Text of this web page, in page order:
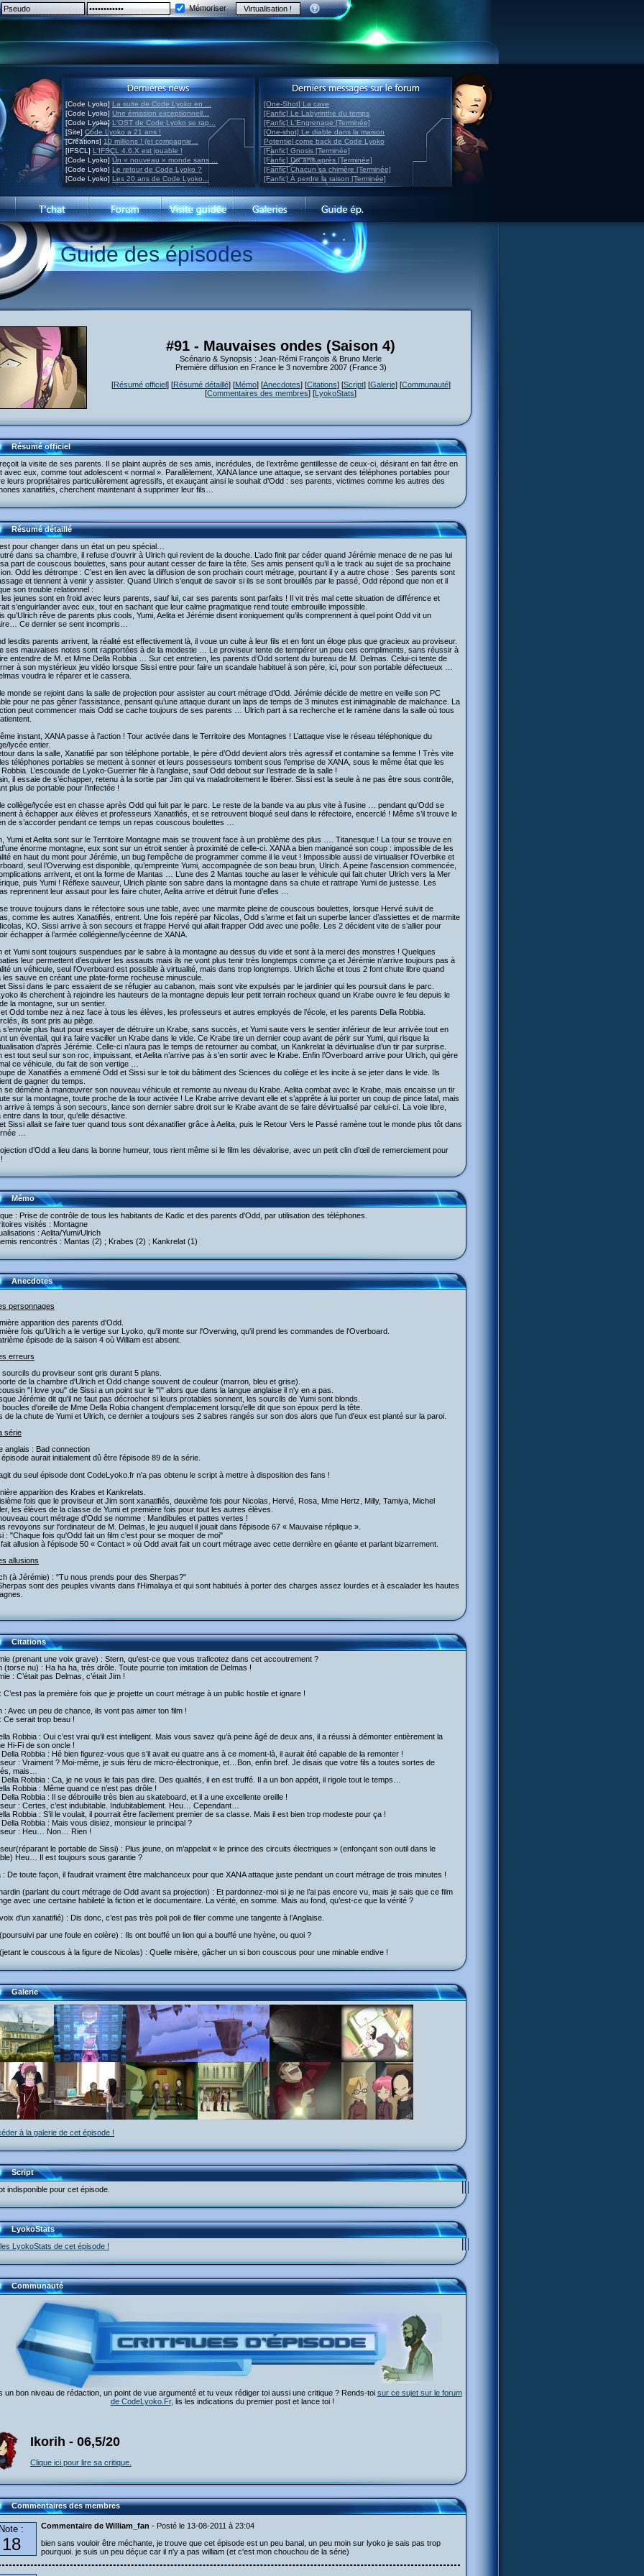
Mémoriser
[Code Lyoko] La suite de Code Lyoko en ...
[Code Lyoko] Une émission exceptionnell...
[Code Lyoko] L'OST de Code Lyoko se rap...
[Site] Code Lyoko a 21 ans !
[Créations] 10 millions ! (et compagnie...
[IFSCL] L'IFSCL 4.6.X est jouable !
[Code Lyoko] Un « nouveau » monde sans ...
[Code Lyoko] Le retour de Code Lyoko ?
[Code Lyoko] Les 20 ans de Code Lyoko...
[One-Shot] La cave
[Fanfic] Le Labyrinthe du temps
[Fanfic] L'Engrenage [Terminée]
[One-shot] Le diable dans la maison
Potentiel come back de Code Lyoko
[Fanfic] Gnosis [Terminée]
[Fanfic] Dix ans après [Terminée]
[Fanfic] Chacun sa chimère [Terminée]
[Fanfic] À perdre la raison [Terminée]
Guide des épisodes
#91 - Mauvaises ondes (Saison 4)
Scénario & Synopsis : Jean-Rémi François & Bruno Merle
Première diffusion en France le 3 novembre 2007 (France 3)
[Résumé officiel] [Résumé détaillé] [Mémo] [Anecdotes] [Citations] [Script] [Galerie] [Communauté]
[Commentaires des membres] [LyokoStats]
Résumé officiel
la visite de ses parents. Il se plaint auprès de ses amis, incrédules, de l’extrême gentillesse de ceux-ci, désirant en fait être en
avec eux, comme tout adolescent « normal ». Parallèlement, XANA lance une attaque, se servant des téléphones portables pour
leurs propriétaires particulièrement agressifs, et exauçant ainsi le souhait d’Odd : ses parents, victimes comme les autres des
xanatifiés, cherchent maintenant à supprimer leur fils…
Résumé détaillé
pour changer dans un état un peu spécial…
dans sa chambre, il refuse d’ouvrir à Ulrich qui revient de la douche. L’ado finit par céder quand Jérémie menace de ne pas lui
part de couscous boulettes, sans pour autant cesser de faire la tête. Ses amis pensent qu’il a le track au sujet de sa prochaine
Odd les détrompe : C’est en lien avec la diffusion de son prochain court métrage, pourtant il y a autre chose : Ses parents sont
et tiennent à venir y assister. Quand Ulrich s’enquit de savoir si ils se sont brouillés par le passé, Odd répond que non et il
son trouble relationnel :
les jeunes sont en froid avec leurs parents, sauf lui, car ses parents sont parfaits ! Il vit très mal cette situation de différence et
s’enguirlander avec eux, tout en sachant que leur calme pragmatique rend toute embrouille impossible.
qu’Ulrich rêve de parents plus cools, Yumi, Aelita et Jérémie disent ironiquement qu’ils comprennent à quel point Odd vit un
Ce dernier se sent incompris…
lesdits parents arrivent, la réalité est effectivement là, il voue un culte à leur fils et en font un éloge plus que gracieux au proviseur.
ses mauvaises notes sont rapportées à de la modestie … Le proviseur tente de tempérer un peu ces compliments, sans réussir à
entendre de M. et Mme Della Robbia … Sur cet entretien, les parents d’Odd sortent du bureau de M. Delmas. Celui-ci tente de
à son mystérieux jeu vidéo lorsque Sissi entre pour faire un scandale habituel à son père, ici, pour son portable défectueux …
voudra le réparer et le cassera.
monde se rejoint dans la salle de projection pour assister au court métrage d’Odd. Jérémie décide de mettre en veille son PC
pour ne pas gêner l’assistance, pensant qu’une attaque durant un laps de temps de 3 minutes est inimaginable de malchance. La
peut commencer mais Odd se cache toujours de ses parents … Ulrich part à sa recherche et le ramène dans la salle où tous
instant, XANA passe à l’action ! Tour activée dans le Territoire des Montagnes ! L’attaque vise le réseau téléphonique du
lycée entier.
dans la salle, Xanatifié par son téléphone portable, le père d’Odd devient alors très agressif et contamine sa femme ! Très vite
téléphones portables se mettent à sonner et leurs possesseurs tombent sous l’emprise de XANA, sous le même état que les
Robbia. L’escouade de Lyoko-Guerrier file à l’anglaise, sauf Odd debout sur l’estrade de la salle !
il essaie de s’échapper, retenu à la sortie par Jim qui va maladroitement le libérer. Sissi est la seule à ne pas être sous contrôle,
plus de portable pour l’infectée !
collège/lycée est en chasse après Odd qui fuit par le parc. Le reste de la bande va au plus vite à l’usine … pendant qu’Odd se
à échapper aux élèves et professeurs Xanatifiés, et se retrouvent bloqué seul dans le réfectoire, encerclé ! Même s’il trouve le
de s’accorder pendant ce temps un repas couscous boulettes …
Yumi et Aelita sont sur le Territoire Montagne mais se trouvent face à un problème des plus …. Titanesque ! La tour se trouve en
énorme montagne, eux sont sur un étroit sentier à proximité de celle-ci. XANA a bien manigancé son coup : impossible de les
en haut du mont pour Jérémie, un bug l’empêche de programmer comme il le veut ! Impossible aussi de virtualiser l’Overbike et
seul l’Overwing est disponible, qu’empreinte Yumi, accompagnée de son beau brun, Ulrich. A peine l’ascension commencée,
arrivent, et ont la forme de Mantas … L’une des 2 Mantas touche au laser le véhicule qui fait chuter Ulrich vers la Mer
puis Yumi ! Réflexe sauveur, Ulrich plante son sabre dans la montagne dans sa chute et rattrape Yumi de justesse. Les
reprennent leur assaut pour les faire chuter, Aelita arrive et détruit l’une d’elles …
trouve toujours dans le réfectoire sous une table, avec une marmite pleine de couscous boulettes, lorsque Hervé suivit de
comme les autres Xanatifiés, entrent. Une fois repéré par Nicolas, Odd s’arme et fait un superbe lancer d’assiettes et de marmite
KO. Sissi arrive à son secours et frappe Hervé qui allait frapper Odd avec une poêle. Les 2 décident vite de s’allier pour
échapper à l’armée collégienne/lycéenne de XANA.
et Yumi sont toujours suspendues par le sabre à la montagne au dessus du vide et sont à la merci des monstres ! Quelques
leur permettent d’esquiver les assauts mais ils ne vont plus tenir très longtemps comme ça et Jérémie n’arrive toujours pas à
un véhicule, seul l’Overboard est possible à virtualité, mais dans trop longtemps. Ulrich lâche et tous 2 font chute libre quand
les sauve en créant une plate-forme rocheuse minuscule.
Sissi dans le parc essaient de se réfugier au cabanon, mais sont vite expulsés par le jardinier qui les poursuit dans le parc.
ils cherchent à rejoindre les hauteurs de la montagne depuis leur petit terrain rocheux quand un Krabe ouvre le feu depuis le
la montagne, sur un sentier.
Odd tombe nez à nez face à tous les élèves, les professeurs et autres employés de l’école, et les parents Della Robbia.
ils sont pris au piège.
s’envole plus haut pour essayer de détruire un Krabe, sans succès, et Yumi saute vers le sentier inférieur de leur arrivée tout en
un éventail, qui ira faire vaciller un Krabe dans le vide. Ce Krabe tire un dernier coup avant de périr sur Yumi, qui risque la
d’après Jérémie. Celle-ci n’aura pas le temps de retourner au combat, un Kankrelat la dévirtualise d’un tir par surprise.
est tout seul sur son roc, impuissant, et Aelita n’arrive pas à s’en sortir avec le Krabe. Enfin l’Overboard arrive pour Ulrich, qui gère
ce véhicule, du fait de son vertige …
de Xanatifiés a emmené Odd et Sissi sur le toit du bâtiment des Sciences du collège et les incite à se jeter dans le vide. Ils
de gagner du temps.
se démène à manœuvrer son nouveau véhicule et remonte au niveau du Krabe. Aelita combat avec le Krabe, mais encaisse un tir
sur la montagne, toute proche de la tour activée ! Le Krabe arrive devant elle et s’apprête à lui porter un coup de pince fatal, mais
arrive à temps à son secours, lance son dernier sabre droit sur le Krabe avant de se faire dévirtualisé par celui-ci. La voie libre,
entre dans la tour, qu’elle désactive.
Sissi allait se faire tuer quand tous sont déxanatifier grâce à Aelita, puis le Retour Vers le Passé ramène tout le monde plus tôt dans
…
d’Odd a lieu dans la bonne humeur, tous rient même si le film les dévalorise, avec un petit clin d’œil de remerciement pour
Mémo
: Prise de contrôle de tous les habitants de Kadic et des parents d'Odd, par utilisation des téléphones.
visités : Montagne
: Aelita/Yumi/Ulrich
rencontrés : Mantas (2) ; Krabes (2) ; Kankrelat (1)
Anecdotes
personnages
apparition des parents d'Odd.
fois qu'Ulrich a le vertige sur Lyoko, qu'il monte sur l'Overwing, qu'il prend les commandes de l'Overboard.
épisode de la saison 4 où William est absent.
erreurs
sourcils du proviseur sont gris durant 5 plans.
de la chambre d'Ulrich et Odd change souvent de couleur (marron, bleu et grise).
"I love you" de Sissi a un point sur le "I" alors que dans la langue anglaise il n'y en a pas.
Jérémie dit qu'il ne faut pas décrocher si leurs protables sonnent, les sourcils de Yumi sont blonds.
d'oreille de Mme Della Robia changent d'emplacement lorsqu'elle dit que son époux perd la tête.
de la chute de Yumi et Ulrich, ce dernier a toujours ses 2 sabres rangés sur son dos alors que l'un d'eux est planté sur la paroi.
série
anglais : Bad connection
aurait initialement dû être l'épisode 89 de la série.
du seul épisode dont CodeLyoko.fr n'a pas obtenu le script à mettre à disposition des fans !
apparition des Krabes et Kankrelats.
fois que le proviseur et Jim sont xanatifiés, deuxième fois pour Nicolas, Hervé, Rosa, Mme Hertz, Milly, Tamiya, Michel
les élèves de la classe de Yumi et première fois pour tout les autres élèves.
court métrage d'Odd se nomme : Mandibules et pattes vertes !
revoyons sur l'ordinateur de M. Delmas, le jeu auquel il jouait dans l'épisode 67 « Mauvaise réplique ».
: "Chaque fois qu'Odd fait un film c'est pour se moquer de moi"
allusion à l'épisode 50 « Contact » où Odd avait fait un court métrage avec cette dernière en géante et parlant bizarrement.
allusions
(à Jérémie) : "Tu nous prends pour des Sherpas?"
sont des peuples vivants dans l'Himalaya et qui sont habitués à porter des charges assez lourdes et à escalader les hautes
Citations
(prenant une voix grave) : Stern, qu’est-ce que vous traficotez dans cet accoutrement ?
(torse nu) : Ha ha ha, très drôle. Toute pourrie ton imitation de Delmas !
: C’était pas Delmas, c’était Jim !
C’est pas la première fois que je projette un court métrage à un public hostile et ignare !
: Avec un peu de chance, ils vont pas aimer ton film !
Ce serait trop beau !
Robbia : Oui c’est vrai qu’il est intelligent. Mais vous savez qu’à peine âgé de deux ans, il a réussi à démonter entièrement la
Hi-Fi de son oncle !
Della Robbia : Hé bien figurez-vous que s’il avait eu quatre ans à ce moment-là, il aurait été capable de la remonter !
: Vraiment ? Moi-même, je suis féru de micro-électronique, et…Bon, enfin bref. Je disais que votre fils a toutes sortes de
mais…
Della Robbia : Ca, je ne vous le fais pas dire. Des qualités, il en est truffé. Il a un bon appétit, il rigole tout le temps…
Robbia : Même quand ce n’est pas drôle !
Della Robbia : Il se débrouille très bien au skateboard, et il a une excellente oreille !
: Certes, c’est indubitable. Indubitablement. Heu… Cependant…
Robbia : S’il le voulait, il pourrait être facilement premier de sa classe. Mais il est bien trop modeste pour ça !
Della Robbia : Mais vous disiez, monsieur le principal ?
: Heu… Non… Rien !
le portable de Sissi) : Plus jeune, on m’appelait « le prince des circuits électriques » (enfonçant son outil dans le
Heu… Il est toujours sous garantie ?
: De toute façon, il faudrait vraiment être malchanceux pour que XANA attaque juste pendant un court métrage de trois minutes !
(parlant du court métrage de Odd avant sa projection) : Et pardonnez-moi si je ne l’ai pas encore vu, mais je sais que ce film
avec une certaine habileté la fiction et le documentaire. La vérité, en somme. Mais au fond, qu’est-ce que la vérité ?
d'un xanatifié) : Dis donc, c’est pas très poli poli de filer comme une tangente à l’Anglaise.
par une foule en colère) : Ils ont bouffé un lion qui a bouffé une hyène, ou quoi ?
le couscous à la figure de Nicolas) : Quelle misère, gâcher un si bon couscous pour une minable endive !
Galerie
à la galerie de cet épisode !
Script
indisponible pour cet épisode.
LyokoStats
LyokoStats de cet épisode !
Communauté
un bon niveau de rédaction, un point de vue argumenté et tu veux rédiger toi aussi une critique ? Rends-toi sur ce sujet sur le forum
de CodeLyoko.Fr, lis les indications du premier post et lance toi !
Ikorih - 06,5/20
Clique ici pour lire sa critique.
Commentaires des membres
Note :
18
Commentaire de William_fan - Posté le 13-08-2011 à 23:04
bien sans vouloir être méchante, je trouve que cet épisode est un peu banal, un peu moin sur lyoko je sais pas trop
pourquoi. je suis un peu déçue car il n'y a pas william (et c'est mon chouchou de la série)